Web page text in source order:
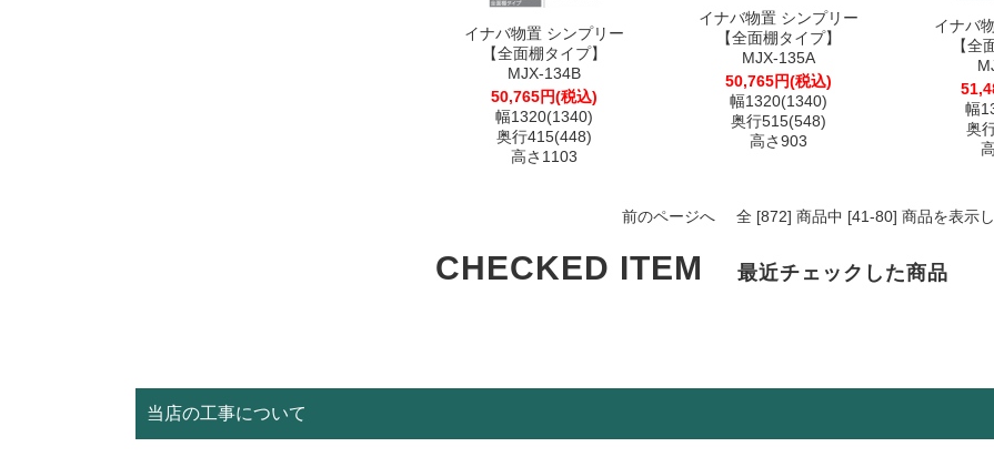
イナバ物置 シンプリー
【全面棚タイプ】
MJX-134B
50,765円(税込)
幅1320(1340)
奥行415(448)
高さ1103
イナバ物置 シンプリー
【全面棚タイプ】
MJX-135A
50,765円(税込)
幅1320(1340)
奥行515(548)
高さ903
イナバ
【全
幅
奥
前のページへ 全 [872] 商品中 [41-80] 商品を表示
CHECKED ITEM 最近チェックした商品
当店の工事について